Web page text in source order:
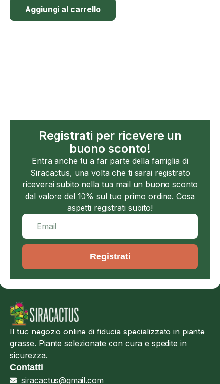
Aggiungi al carrello
Registrati per ricevere un
buono sconto!
Entra anche tu a far parte della famiglia di
Siracactus, una volta che ti sarai registrato
riceverai subito nella tua mail un buono sconto
dal valore del 10% sul tuo primo ordine. Cosa
aspetti registrati subito!
Registrati
Il tuo negozio online di fiducia specializzato in piante
grasse. Piante selezionate con cura e spedite in
sicurezza.
Contatti
siracactus@gmail.com